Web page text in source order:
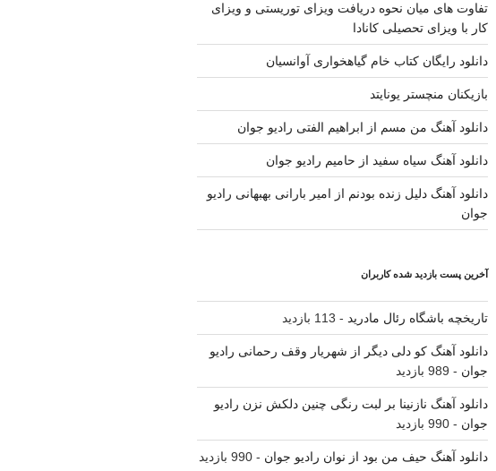
تفاوت های میان نحوه دریافت ویزای توریستی و ویزای
کار با ویزای تحصیلی کانادا
دانلود رایگان کتاب خام گیاهخواری آوانسیان
بازیکنان منچستر یونایتد
دانلود آهنگ من مسم از ابراهیم الفتی رادیو جوان
دانلود آهنگ سیاه سفید از حامیم رادیو جوان
دانلود آهنگ دلیل زنده بودنم از امیر بارانی بهبهانی رادیو
جوان
آخرین پست بازدید شده کاربران
تاریخچه باشگاه رئال مادرید - 113 بازدید
دانلود آهنگ کو دلی دیگر از شهریار وقف رحمانی رادیو
جوان - 989 بازدید
دانلود آهنگ نازنینا بر لبت رنگی چنین دلکش نزن رادیو
جوان - 990 بازدید
دانلود آهنگ حیف من بود از نوان رادیو جوان - 990 بازدید